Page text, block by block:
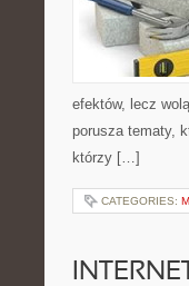
efektów, lecz
porusza tematy,
którzy […]
CATEGORIES: